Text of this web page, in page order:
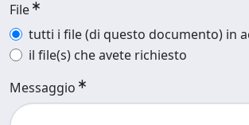
File
tutti i file (di questo documento) in
il file(s) che avete richiesto
Messaggio